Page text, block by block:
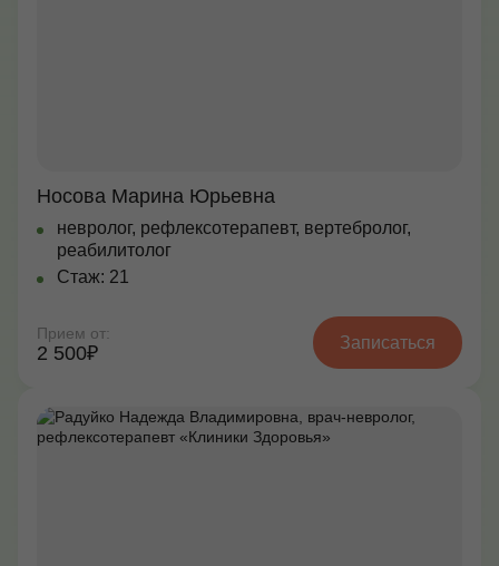
Носова Марина Юрьевна
невролог, рефлексотерапевт, вертебролог,
реабилитолог
Стаж: 21
Прием от:
2 500₽ Записаться